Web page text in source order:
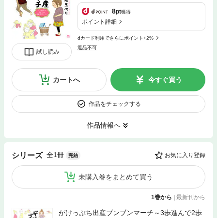
試し読み
8pt獲得
ポイント詳細
dカード利用でさらにポイント+2%
返品不可
カートへ 今すぐ買う
作品をチェックする
作品情報へ
シリーズ 全1冊 完結 お気に入り登録
未購入巻をまとめて買う
1巻から | 最新刊から
がけっぷち出産ブンブンマーチ～3歩進んで2歩